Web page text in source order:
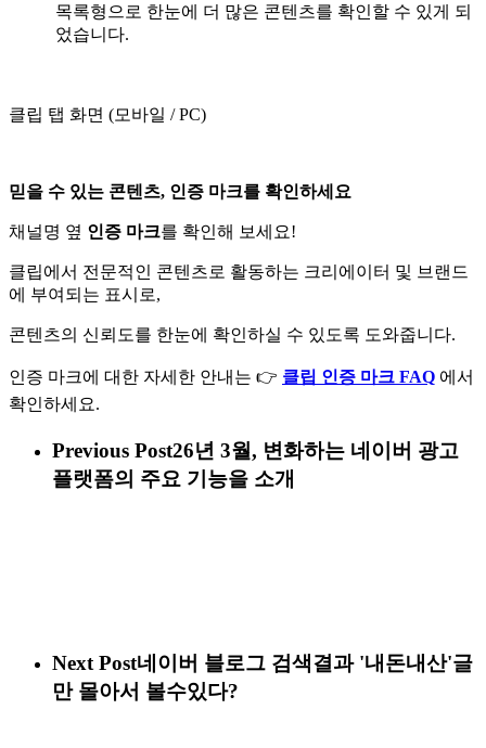
목록형으로 한눈에 더 많은 콘텐츠를 확인할 수 있게 되
었습니다.
클립 탭 화면 (모바일 / PC)
믿을 수 있는 콘텐츠, 인증 마크를 확인하세요
채널명 옆 인증 마크를 확인해 보세요!
클립에서 전문적인 콘텐츠로 활동하는 크리에이터 및 브랜드
에 부여되는 표시로,
콘텐츠의 신뢰도를 한눈에 확인하실 수 있도록 도와줍니다.
인증 마크에 대한 자세한 안내는 👉 클립 인증 마크 FAQ 에서
확인하세요.
Previous Post26년 3월, 변화하는 네이버 광고
플랫폼의 주요 기능을 소개
Next Post네이버 블로그 검색결과 '내돈내산'글
만 몰아서 볼수있다?